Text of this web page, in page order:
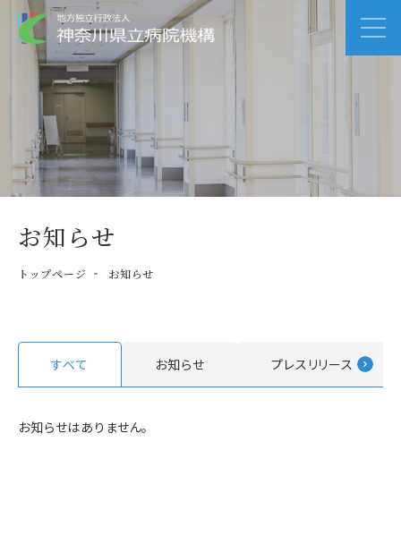
お知らせ
トップページ お知らせ
すべて お知らせ プレスリリース
お知らせはありません。